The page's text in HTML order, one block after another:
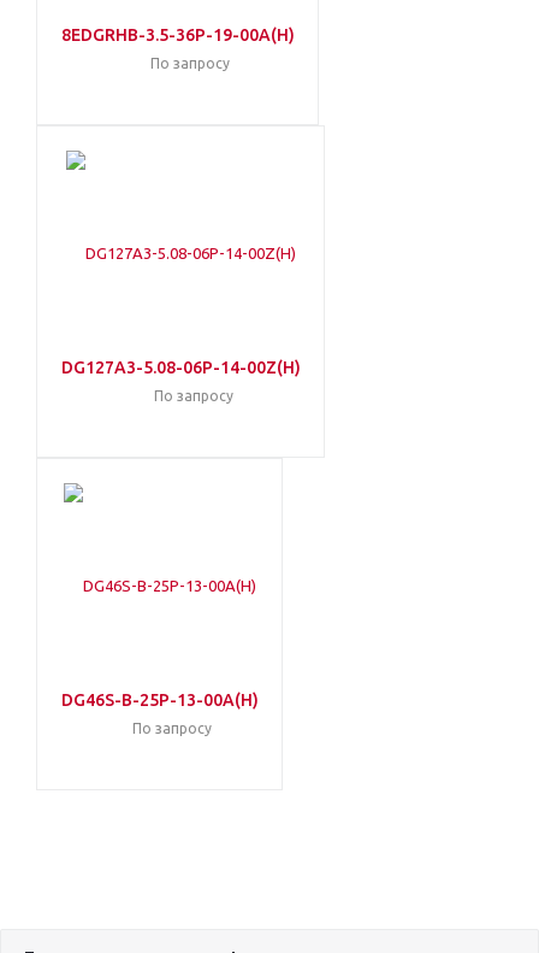
8EDGRHB-3.5-36P-19-00A(H)
По запросу
DG127A3-5.08-06P-14-00Z(H)
По запросу
DG46S-B-25P-13-00A(H)
По запросу